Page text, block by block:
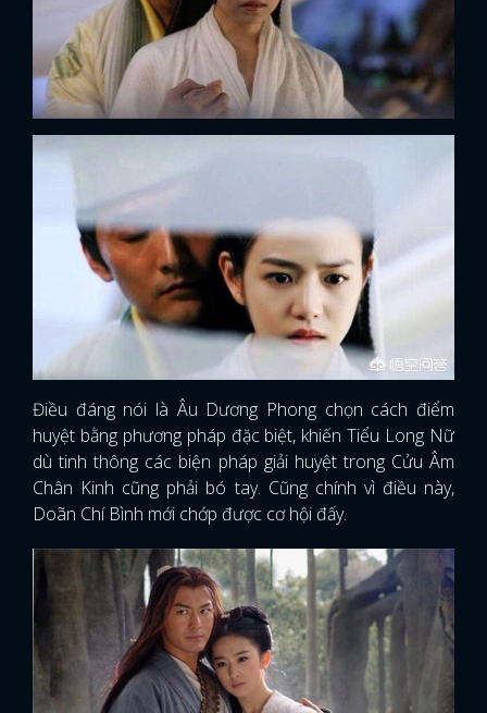
ĐĂNG NHẬP
Điều đáng nói là Âu Dương Phong chọn cách điểm
huyệt bằng phương pháp đặc biệt, khiến Tiểu Long Nữ
dù tinh thông các biện pháp giải huyệt trong Cửu Âm
Chân Kinh cũng phải bó tay. Cũng chính vì điều này,
Doãn Chí Bình mới chớp được cơ hội đấy.